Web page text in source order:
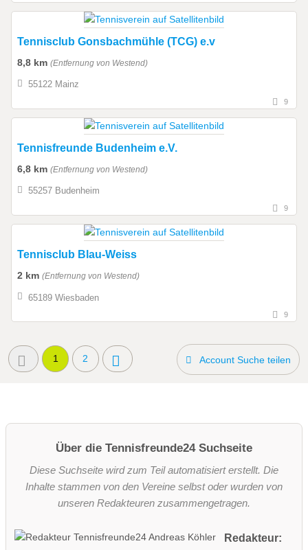
Tennisclub Gonsbachmühle (TCG) e.v
8,8 km (Entfernung von Westend)
55122 Mainz
9
Tennisfreunde Budenheim e.V.
6,8 km (Entfernung von Westend)
55257 Budenheim
9
Tennisclub Blau-Weiss
2 km (Entfernung von Westend)
65189 Wiesbaden
9
1 2 Account Suche teilen
Über die Tennisfreunde24 Suchseite
Diese Suchseite wird zum Teil automatisiert erstellt. Die
Inhalte stammen von den Vereine selbst oder wurden von
unseren Redakteuren zusammengetragen.
Redakteur: